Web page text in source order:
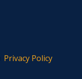
Privacy Policy